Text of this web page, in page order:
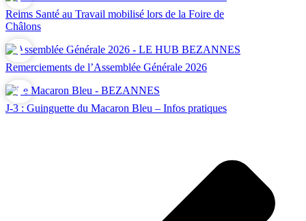
Reims Santé au Travail mobilisé lors de la Foire de
Châlons
Remerciements de l’Assemblée Générale 2026
J-3 : Guinguette du Macaron Bleu – Infos pratiques